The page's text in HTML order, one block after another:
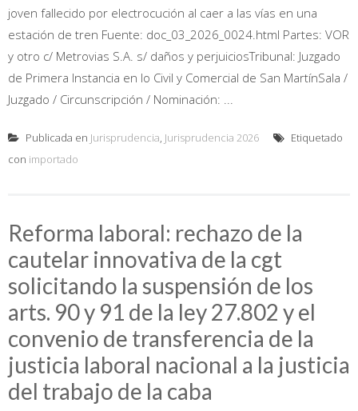
joven fallecido por electrocución al caer a las vías en una
estación de tren Fuente: doc_03_2026_0024.html Partes: VOR
y otro c/ Metrovias S.A. s/ daños y perjuiciosTribunal: Juzgado
de Primera Instancia en lo Civil y Comercial de San MartínSala /
Juzgado / Circunscripción / Nominación: ...
Publicada en Jurisprudencia, Jurisprudencia 2026
Etiquetado
con importado
Reforma laboral: rechazo de la
cautelar innovativa de la cgt
solicitando la suspensión de los
arts. 90 y 91 de la ley 27.802 y el
convenio de transferencia de la
justicia laboral nacional a la justicia
del trabajo de la caba